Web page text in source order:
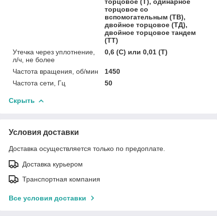
торцовое со
вспомогательным (ТВ),
двойное торцовое (ТД),
двойное торцовое тандем
(ТТ)
Утечка через уплотнение,
л/ч, не более
0,6 (С) или 0,01 (Т)
Частота вращения, об/мин
1450
Частота сети, Гц
50
Скрыть
Условия доставки
Доставка осуществляется только по предоплате.
Доставка курьером
Транспортная компания
Все условия доставки